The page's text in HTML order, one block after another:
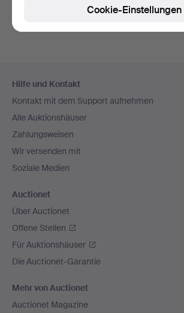
Navigation
Hilfe und Kontakt
Kontakt mit dem Support aufnehmen
Alle Auktionshäuser
Zahlungsweisen
Wir versenden mit
Soziale Medien
Auctionet
Über Auctionet
Offene Stellen
Für Auktionshäuser
Die Auctionet-Garantie
Mehr von Auctionet
Auctionet Magazine
Cookie-Einstellungen